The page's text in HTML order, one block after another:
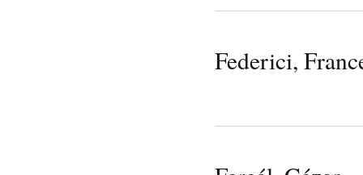
Federici,